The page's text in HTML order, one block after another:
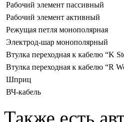
Рабочий элемент пассивный
Рабочий элемент активный
Режущая петля монополярная
Электрод-шар монополярный
Втулка переходная к кабелю “K
Втулка переходная к кабелю “R
Шприц
ВЧ-кабель